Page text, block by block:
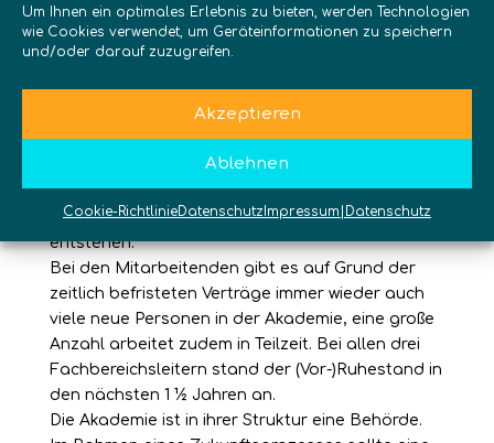
Um Ihnen ein optimales Erlebnis zu bieten, werden Technologien
wie Cookies verwendet, um Geräteinformationen zu speichern
und/oder darauf zuzugreifen.
Akzeptieren
Ablehnen
Cookie-RichtlinieDatenschutzImpressum|Datenschutz
Mitarbeitende, davon etwas mehr als die Hälfte
in den Fachbereichen und verschiedenen
Verwaltung.
Zu Beginn der Zusammenarbeit war der Status
der Projektmitarbeiter/-innen nicht klar definiert,
gleichzeitig ist eine gute Verzahnung mit den
Fachmitarbeiterinnen wichtig, weil durch Projekte
inspirierende Impulse für die gesamte Akademie
entstehen.
Bei den Mitarbeitenden gibt es auf Grund der
zeitlich befristeten Verträge immer wieder auch
viele neue Personen in der Akademie, eine große
Anzahl arbeitet zudem in Teilzeit. Bei allen drei
Fachbereichsleitern stand der (Vor-)Ruhestand in
den nächsten 1 ½ Jahren an.
Die Akademie ist in ihrer Struktur eine Behörde.